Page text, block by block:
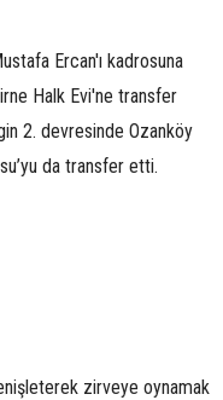
Ercan'ı kadrosuna
Halk Evi'ne transfer
2. devresinde Ozanköy
da transfer etti.
zirveye oynamak